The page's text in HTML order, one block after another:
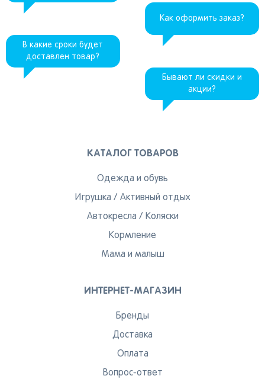
Как оформить заказ?
В какие сроки будет
доставлен товар?
Бывают ли скидки и
акции?
КАТАЛОГ ТОВАРОВ
Одежда и обувь
Игрушка / Активный отдых
Автокресла / Коляски
Кормление
Мама и малыш
ИНТЕРНЕТ-МАГАЗИН
Бренды
Доставка
Оплата
Вопрос-ответ